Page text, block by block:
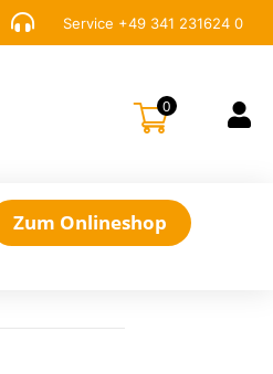
 Service +49 341 231624 0
0 
Zum Onlineshop